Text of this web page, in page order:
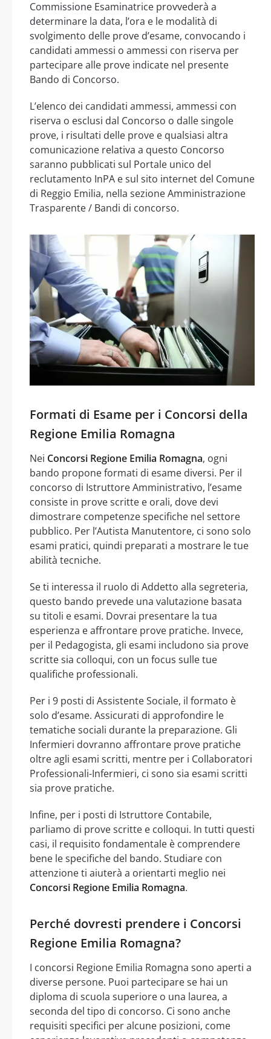
Commissione Esaminatrice provvederà a
determinare la data, l’ora e le modalità di
svolgimento delle prove d’esame, convocando i
candidati ammessi o ammessi con riserva per
partecipare alle prove indicate nel presente
Bando di Concorso.
L’elenco dei candidati ammessi, ammessi con
riserva o esclusi dal Concorso o dalle singole
prove, i risultati delle prove e qualsiasi altra
comunicazione relativa a questo Concorso
saranno pubblicati sul Portale unico del
reclutamento InPA e sul sito internet del Comune
di Reggio Emilia, nella sezione Amministrazione
Trasparente / Bandi di concorso.
Formati di Esame per i Concorsi della
Regione Emilia Romagna
Nei Concorsi Regione Emilia Romagna, ogni
bando propone formati di esame diversi. Per il
concorso di Istruttore Amministrativo, l’esame
consiste in prove scritte e orali, dove devi
dimostrare competenze specifiche nel settore
pubblico. Per l’Autista Manutentore, ci sono solo
esami pratici, quindi preparati a mostrare le tue
abilità tecniche.
Se ti interessa il ruolo di Addetto alla segreteria,
questo bando prevede una valutazione basata
su titoli e esami. Dovrai presentare la tua
esperienza e affrontare prove pratiche. Invece,
per il Pedagogista, gli esami includono sia prove
scritte sia colloqui, con un focus sulle tue
qualifiche professionali.
Per i 9 posti di Assistente Sociale, il formato è
solo d’esame. Assicurati di approfondire le
tematiche sociali durante la preparazione. Gli
Infermieri dovranno affrontare prove pratiche
oltre agli esami scritti, mentre per i Collaboratori
Professionali-Infermieri, ci sono sia esami scritti
sia prove pratiche.
Infine, per i posti di Istruttore Contabile,
parliamo di prove scritte e colloqui. In tutti questi
casi, il requisito fondamentale è comprendere
bene le specifiche del bando. Studiare con
attenzione ti aiuterà a orientarti meglio nei
Concorsi Regione Emilia Romagna.
Perché dovresti prendere i Concorsi
Regione Emilia Romagna?
I concorsi Regione Emilia Romagna sono aperti a
diverse persone. Puoi partecipare se hai un
diploma di scuola superiore o una laurea, a
seconda del tipo di concorso. Ci sono anche
requisiti specifici per alcune posizioni, come